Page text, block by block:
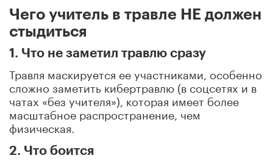
Чего учитель в травле НЕ должен
стыдиться
1. Что не заметил травлю сразу
Травля маскируется ее участниками, особенно
сложно заметить кибертравлю (в соцсетях и в
чатах «без учителя»), которая имеет более
масштабное распространение, чем
физическая.
2. Что боится